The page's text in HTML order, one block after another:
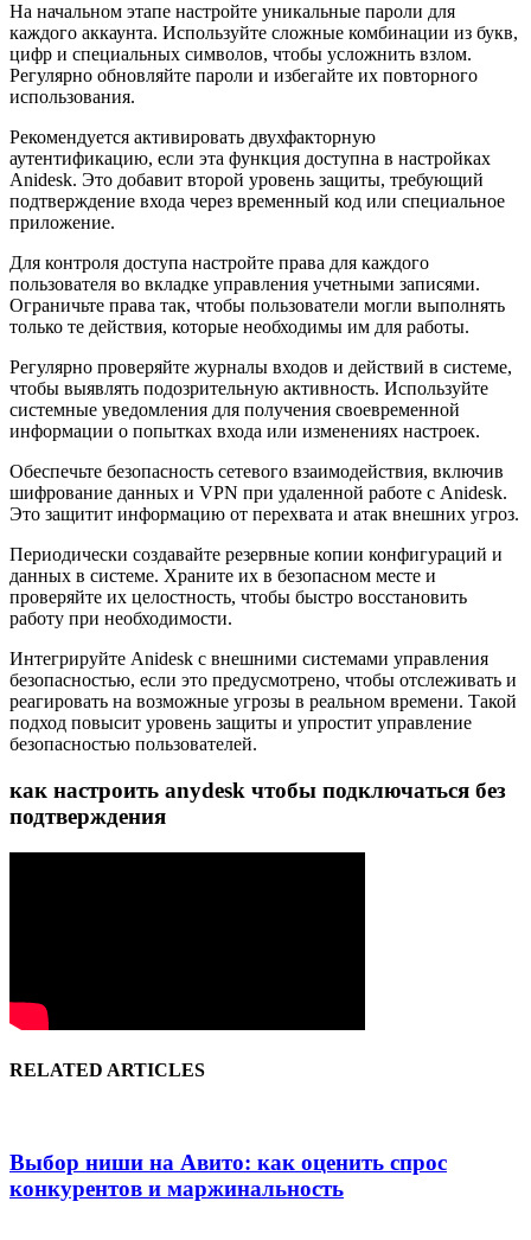
На начальном этапе настройте уникальные пароли для
каждого аккаунта. Используйте сложные комбинации из букв,
цифр и специальных символов, чтобы усложнить взлом.
Регулярно обновляйте пароли и избегайте их повторного
использования.
Рекомендуется активировать двухфакторную
аутентификацию, если эта функция доступна в настройках
Anidesk. Это добавит второй уровень защиты, требующий
подтверждение входа через временный код или специальное
приложение.
Для контроля доступа настройте права для каждого
пользователя во вкладке управления учетными записями.
Ограничьте права так, чтобы пользователи могли выполнять
только те действия, которые необходимы им для работы.
Регулярно проверяйте журналы входов и действий в системе,
чтобы выявлять подозрительную активность. Используйте
системные уведомления для получения своевременной
информации о попытках входа или изменениях настроек.
Обеспечьте безопасность сетевого взаимодействия, включив
шифрование данных и VPN при удаленной работе с Anidesk.
Это защитит информацию от перехвата и атак внешних угроз.
Периодически создавайте резервные копии конфигураций и
данных в системе. Храните их в безопасном месте и
проверяйте их целостность, чтобы быстро восстановить
работу при необходимости.
Интегрируйте Anidesk с внешними системами управления
безопасностью, если это предусмотрено, чтобы отслеживать и
реагировать на возможные угрозы в реальном времени. Такой
подход повысит уровень защиты и упростит управление
безопасностью пользователей.
как настроить anydesk чтобы подключаться без
подтверждения
RELATED ARTICLES
Выбор ниши на Авито: как оценить спрос
конкурентов и маржинальность